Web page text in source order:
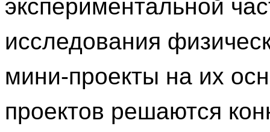
экспериментальной
исследования
мини-проекты на их
проектов решаются